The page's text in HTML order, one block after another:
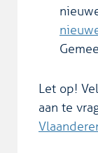
Let op!
aan te